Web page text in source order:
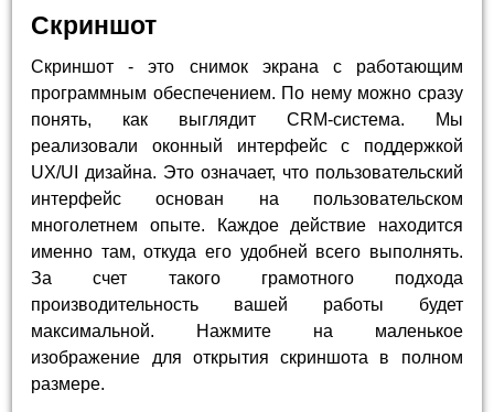
Скриншот
Скриншот - это снимок экрана с работающим
программным обеспечением. По нему можно сразу
понять, как выглядит CRM-система. Мы
реализовали оконный интерфейс с поддержкой
UX/UI дизайна. Это означает, что пользовательский
интерфейс основан на пользовательском
многолетнем опыте. Каждое действие находится
именно там, откуда его удобней всего выполнять.
За счет такого грамотного подхода
производительность вашей работы будет
максимальной. Нажмите на маленькое
изображение для открытия скриншота в полном
размере.